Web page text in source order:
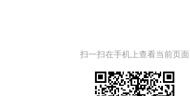
扫一扫在手机上查看当前页面